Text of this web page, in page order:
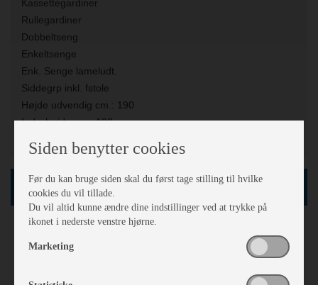
Kassettegardiner
Rullegardiner
Dobbeltseng
Enkeltsenge
Enk. Senge lameludt.
Siddegrp inkl. fstole
Højde udvendig cm.: 190
Indv. højde cm.: 190
Auto Camper
Van
Kassevogn
Siden benytter cookies
Før du kan bruge siden skal du først tage stilling til hvilke
cookies du vil tillade.
Du vil altid kunne ændre dine indstillinger ved at trykke på
ikonet i nederste venstre hjørne.
Marketing